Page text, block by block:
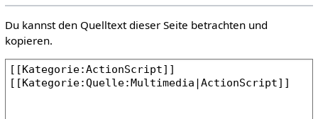
Du kannst den Quelltext dieser Seite betrachten und
kopieren.